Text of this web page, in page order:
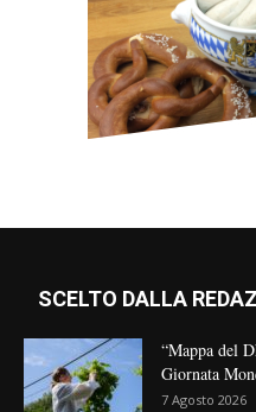
SCELTO DALLA
“Mappa del
Giornata
7 Agosto 2026